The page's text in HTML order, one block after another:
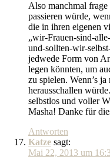
Also manchmal
passieren würde,
die in ihren eigenen
„wir-Frauen-sind-
und-sollten-wir-
jedwede Form von
legen könnten, um
zu spielen. Wenn’s
herausschallen
selbstlos und voller
Masha! Danke für
Antworten
Katze sagt:
Mai 22, 2013 um